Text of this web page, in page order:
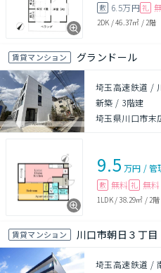
敷 6.5万円 礼
2DK /46.37㎡ / 2階
賃貸マンション グランドール
埼玉高速鉄道 /
新築 / 3階建
埼玉県川口市末
9.5 万円 /管
敷 無料 礼 無料
1LDK/38.29㎡ / 2階
賃貸マンション 川口市朝日３丁
埼玉高速鉄道 /